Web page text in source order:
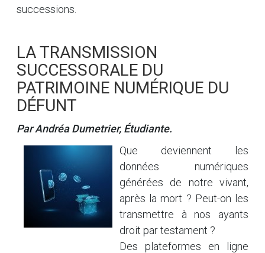
successions.
LA TRANSMISSION
SUCCESSORALE DU
PATRIMOINE NUMÉRIQUE DU
DÉFUNT
Par Andréa Dumetrier, Étudiante.
Que deviennent les
données numériques
générées de notre vivant,
après la mort ? Peut-on les
transmettre à nos ayants
droit par testament ?
Des plateformes en ligne